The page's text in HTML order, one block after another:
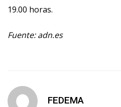
19.00 horas.
Fuente: adn.es
FEDEMA